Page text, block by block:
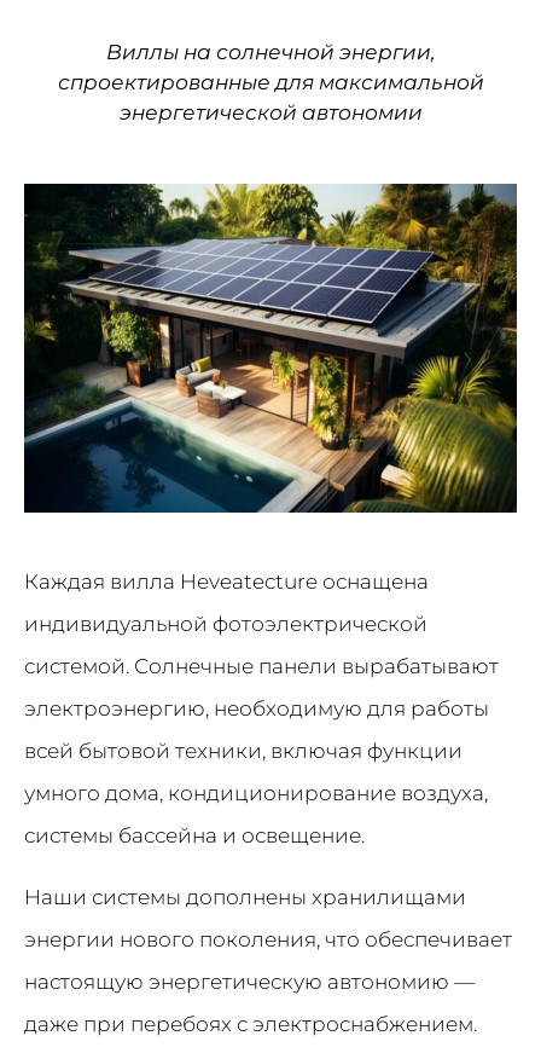
Виллы на солнечной энергии,
спроектированные для максимальной
энергетической автономии
Каждая вилла Heveatecture оснащена
индивидуальной фотоэлектрической
системой. Солнечные панели вырабатывают
электроэнергию, необходимую для работы
всей бытовой техники, включая функции
умного дома, кондиционирование воздуха,
системы бассейна и освещение.
Наши системы дополнены хранилищами
энергии нового поколения, что обеспечивает
настоящую энергетическую автономию —
даже при перебоях с электроснабжением.